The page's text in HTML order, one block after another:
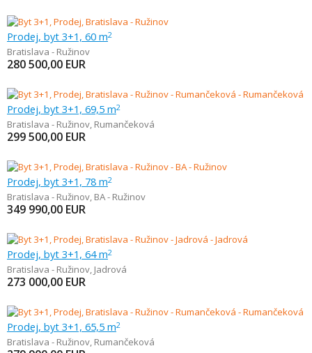
Prodej, byt 3+1, 60 m2
Bratislava - Ružinov
280 500,00 EUR
Prodej, byt 3+1, 69,5 m2
Bratislava - Ružinov, Rumančeková
299 500,00 EUR
Prodej, byt 3+1, 78 m2
Bratislava - Ružinov, BA - Ružinov
349 990,00 EUR
Prodej, byt 3+1, 64 m2
Bratislava - Ružinov, Jadrová
273 000,00 EUR
Prodej, byt 3+1, 65,5 m2
Bratislava - Ružinov, Rumančeková